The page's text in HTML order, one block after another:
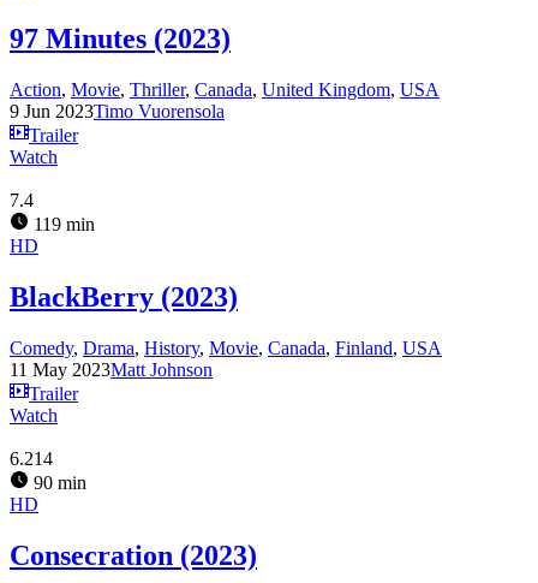
97 Minutes (2023)
Action, Movie, Thriller, Canada, United Kingdom, USA
9 Jun 2023Timo Vuorensola
Trailer
Watch
7.4
119 min
HD
BlackBerry (2023)
Comedy, Drama, History, Movie, Canada, Finland, USA
11 May 2023Matt Johnson
Trailer
Watch
6.214
90 min
HD
Consecration (2023)